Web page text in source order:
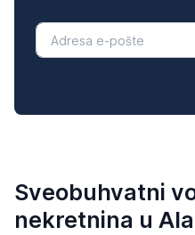
Sveobuhvatni
nekretnina u